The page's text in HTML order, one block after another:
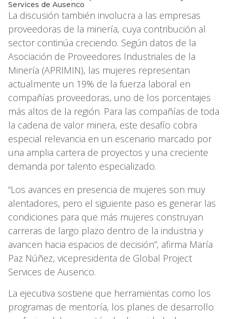
Services de Ausenco
La discusión también involucra a las empresas
proveedoras de la minería, cuya contribución al
sector continúa creciendo. Según datos de la
Asociación de Proveedores Industriales de la
Minería (APRIMIN), las mujeres representan
actualmente un 19% de la fuerza laboral en
compañías proveedoras, uno de los porcentajes
más altos de la región. Para las compañías de toda
la cadena de valor minera, este desafío cobra
especial relevancia en un escenario marcado por
una amplia cartera de proyectos y una creciente
demanda por talento especializado.
“Los avances en presencia de mujeres son muy
alentadores, pero el siguiente paso es generar las
condiciones para que más mujeres construyan
carreras de largo plazo dentro de la industria y
avancen hacia espacios de decisión”, afirma María
Paz Núñez, vicepresidenta de Global Project
Services de Ausenco.
La ejecutiva sostiene que herramientas como los
programas de mentoría, los planes de desarrollo